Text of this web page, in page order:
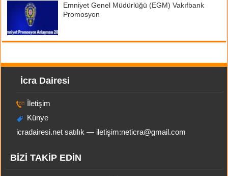
Emniyet Genel Müdürlüğü (EGM) Vakıfbank
Promosyon
İcra Dairesi
İletişim
Künye
icradairesi.net satılık — iletişim:neticra@gmail.com
BİZİ TAKİP EDİN